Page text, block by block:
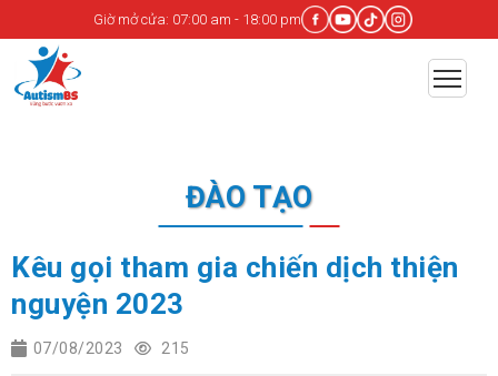
Giờ mở cửa: 07:00 am - 18:00 pm
ĐÀO TẠO
Kêu gọi tham gia chiến dịch thiện
nguyện 2023
07/08/2023 215